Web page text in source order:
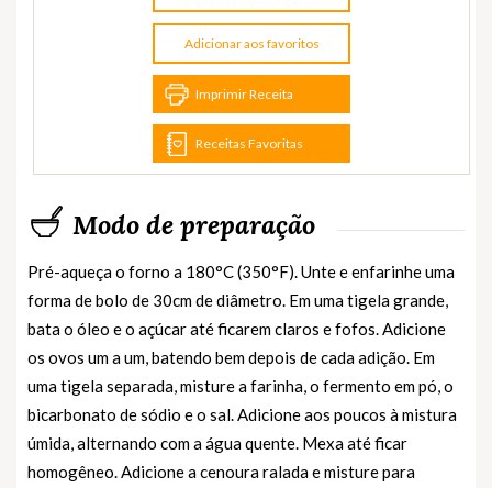
Adicionar aos favoritos
Imprimir Receita
Receitas Favoritas
Modo de preparação
Pré-aqueça o forno a 180°C (350°F). Unte e enfarinhe uma
forma de bolo de 30cm de diâmetro. Em uma tigela grande,
bata o óleo e o açúcar até ficarem claros e fofos. Adicione
os ovos um a um, batendo bem depois de cada adição. Em
uma tigela separada, misture a farinha, o fermento em pó, o
bicarbonato de sódio e o sal. Adicione aos poucos à mistura
úmida, alternando com a água quente. Mexa até ficar
homogêneo. Adicione a cenoura ralada e misture para